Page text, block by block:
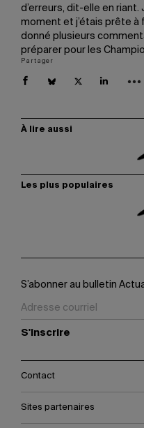
d’erreurs, dit-elle en riant.
moment et j’étais prête à
donné plusieurs
préparer pour les
Partager
À lire aussi
Les plus populaires
S’abonner au bulletin
S'inscrire
Contact
Sites partenaires